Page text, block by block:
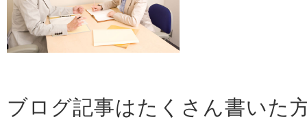
ブログ記事はたくさん書いた